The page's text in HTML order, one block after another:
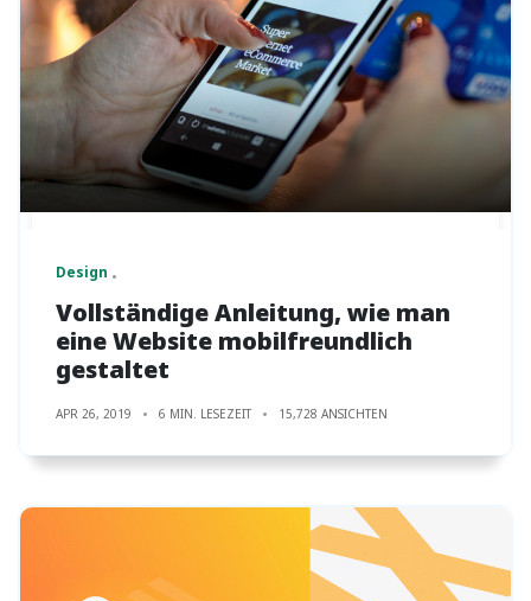
Design
Vollständige Anleitung, wie man
eine Website mobilfreundlich
gestaltet
APR 26, 2019 6 MIN. LESEZEIT 15,728 ANSICHTEN